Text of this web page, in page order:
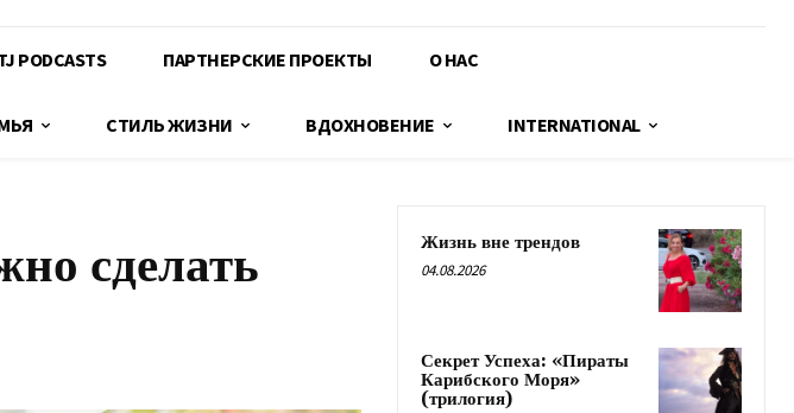
PODCASTS ПАРТНЕРСКИЕ ПРОЕКТЫ О НАС
СТИЛЬ ЖИЗНИ ВДОХНОВЕНИЕ INTERNATIONAL
сделать
Жизнь вне трендов
04.08.2026
Секрет Успеха: «Пираты
Карибского Моря»
(трилогия)